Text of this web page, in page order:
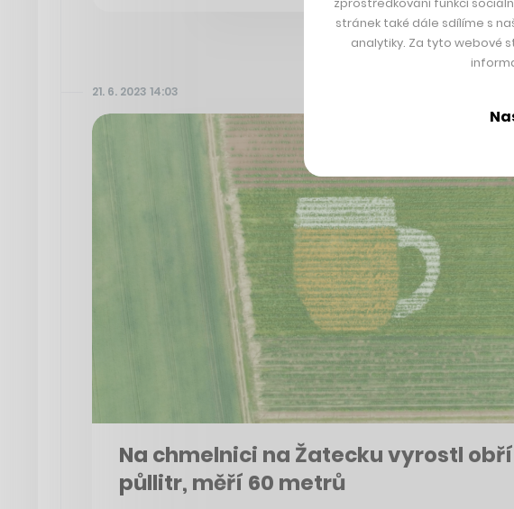
21. 6. 2023 14:03
Na chmelnici na Žatecku vyrostl obří
půllitr, měří 60 metrů
stránek také dále sdílíme s
analytiky. Za tyto webové